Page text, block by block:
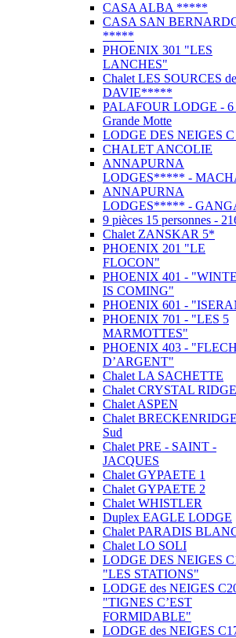
CASA ALBA *****
CASA SAN
*****
PHOENIX 301 "LES
LANCHES"
Chalet LES SOURCES
DAVIE*****
PALAFOUR LODGE - 6
Grande Motte
LODGE DES NEIGES C
CHALET ANCOLIE
ANNAPURNA
LODGES***** -
ANNAPURNA
LODGES***** -
9 pièces 15 personnes -
Chalet ZANSKAR 5*
PHOENIX 201 "LE
FLOCON"
PHOENIX 401 -
IS COMING"
PHOENIX 601 -
PHOENIX 701 - "LES 5
MARMOTTES"
PHOENIX 403 -
D’ARGENT"
Chalet LA SACHETTE
Chalet CRYSTAL RIDGE
Chalet ASPEN
Chalet BRECKENRIDGE
Sud
Chalet PRE - SAINT -
JACQUES
Chalet GYPAETE 1
Chalet GYPAETE 2
Chalet WHISTLER
Duplex EAGLE LODGE
Chalet PARADIS
Chalet LO SOLI
LODGE DES NEIGES
"LES STATIONS"
LODGE des NEIGES
"TIGNES C’EST
FORMIDABLE"
LODGE des NEIGES